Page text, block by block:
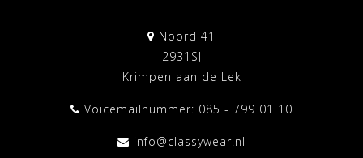
Noord 41
2931SJ
Krimpen aan de Lek
Voicemailnummer: 085 - 799 01 10
info@classywear.nl